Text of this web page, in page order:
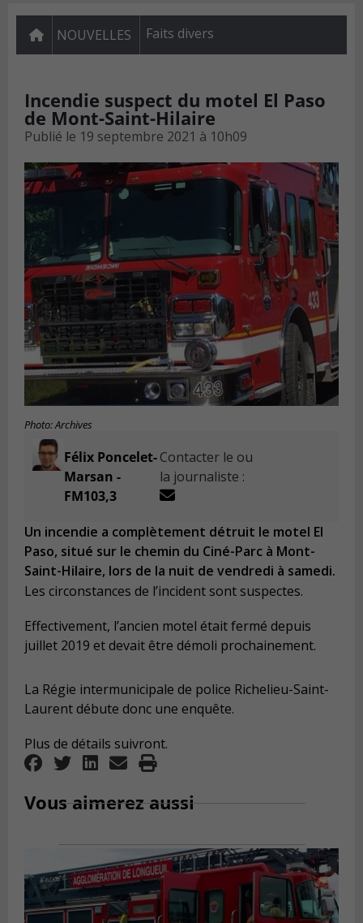
NOUVELLES Faits divers
Incendie suspect du motel El Paso
de Mont-Saint-Hilaire
Publié le 19 septembre 2021 à 10h09
Photo: Archives
Félix Poncelet-
Marsan -
FM103,3
Contacter le ou
la journaliste :
Un incendie a complètement détruit le motel El
Paso, situé sur le chemin du Ciné-Parc à Mont-
Saint-Hilaire, lors de la nuit de vendredi à samedi.
Les circonstances de l’incident sont suspectes.
Effectivement, l’ancien motel était fermé depuis
juillet 2019 et devait être démoli prochainement.
La Régie intermunicipale de police Richelieu-Saint-
Laurent débute donc une enquête.
Plus de détails suivront.
Vous aimerez aussi